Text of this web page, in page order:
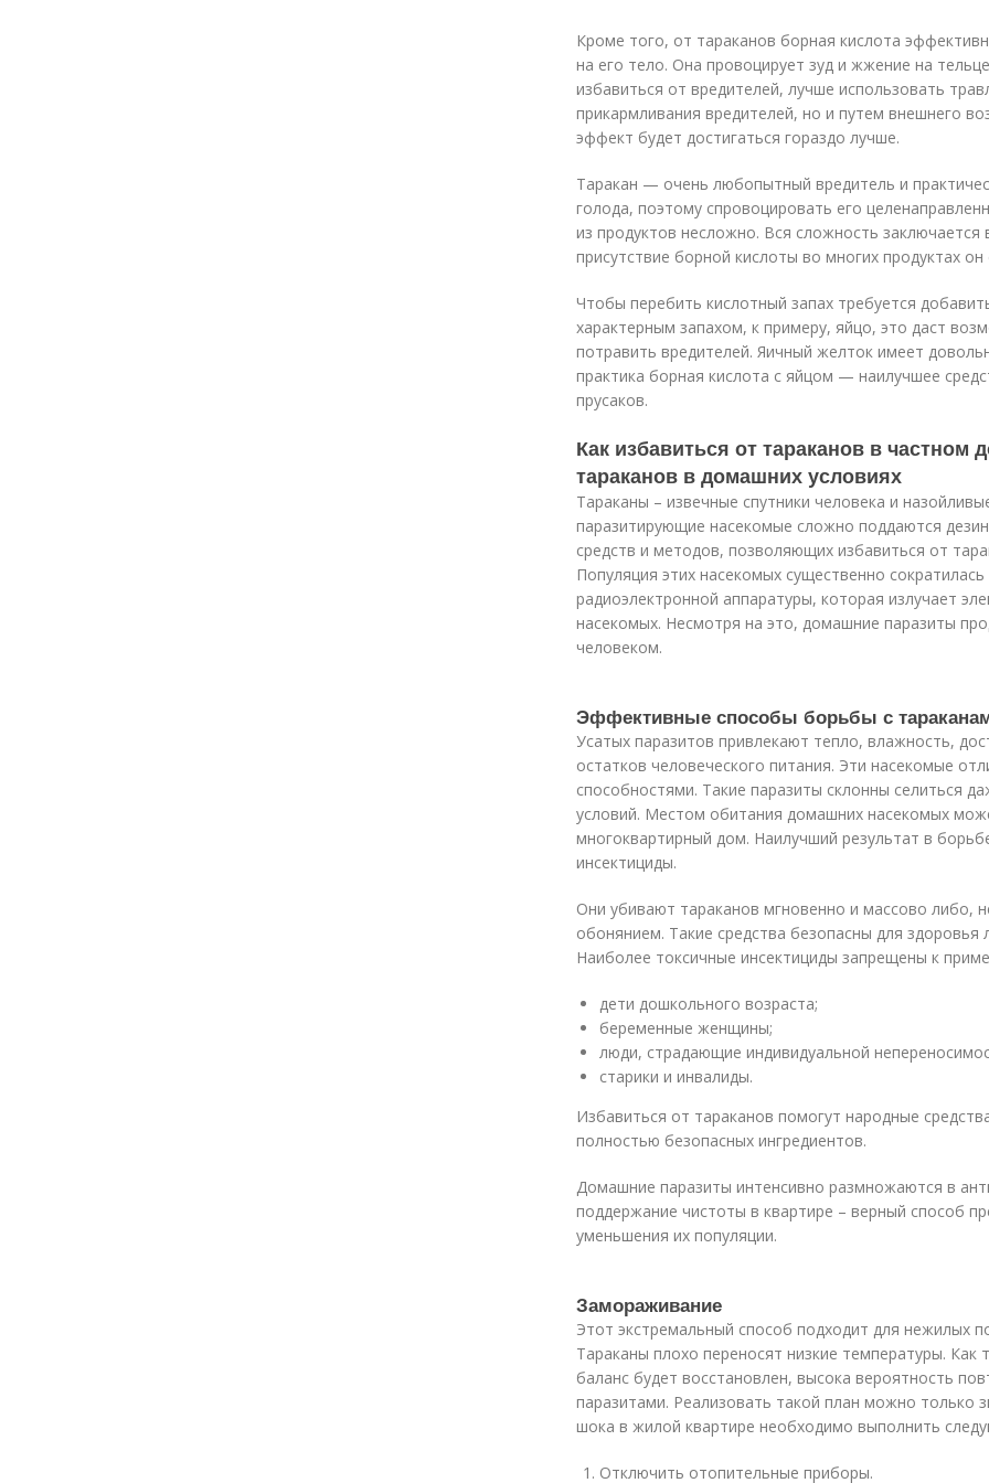
Кроме того, от тараканов борная кислота
на его тело. Она провоцирует зуд и жжение на
избавиться от вредителей, лучше использовать
прикармливания вредителей, но и путем внешнего
эффект будет достигаться гораздо лучше.
Таракан — очень любопытный вредитель и
голода, поэтому спровоцировать его
из продуктов несложно. Вся сложность
присутствие борной кислоты во многих продуктах он
Чтобы перебить кислотный запах требуется
характерным запахом, к примеру, яйцо, это даст
потравить вредителей. Яичный желток имеет
практика борная кислота с яйцом — наилучшее
прусаков.
Как избавиться от тараканов в частном
тараканов в домашних условиях
Тараканы – извечные спутники человека и
паразитирующие насекомые сложно поддаются
средств и методов, позволяющих избавиться от
Популяция этих насекомых существенно
радиоэлектронной аппаратуры, которая излучает
насекомых. Несмотря на это, домашние паразиты
человеком.
Эффективные способы борьбы с
Усатых паразитов привлекают тепло, влажность,
остатков человеческого питания. Эти насекомые
способностями. Такие паразиты склонны селиться
условий. Местом обитания домашних насекомых
многоквартирный дом. Наилучший результат в
инсектициды.
Они убивают тараканов мгновенно и массово либо,
обонянием. Такие средства безопасны для
Наиболее токсичные инсектициды запрещены к
дети дошкольного возраста;
беременные женщины;
люди, страдающие индивидуальной
старики и инвалиды.
Избавиться от тараканов помогут народные
полностью безопасных ингредиентов.
Домашние паразиты интенсивно размножаются в
поддержание чистоты в квартире – верный способ
уменьшения их популяции.
Замораживание
Этот экстремальный способ подходит для нежилых
Тараканы плохо переносят низкие температуры.
баланс будет восстановлен, высока вероятность
паразитами. Реализовать такой план можно только
шока в жилой квартире необходимо выполнить
Отключить отопительные приборы.